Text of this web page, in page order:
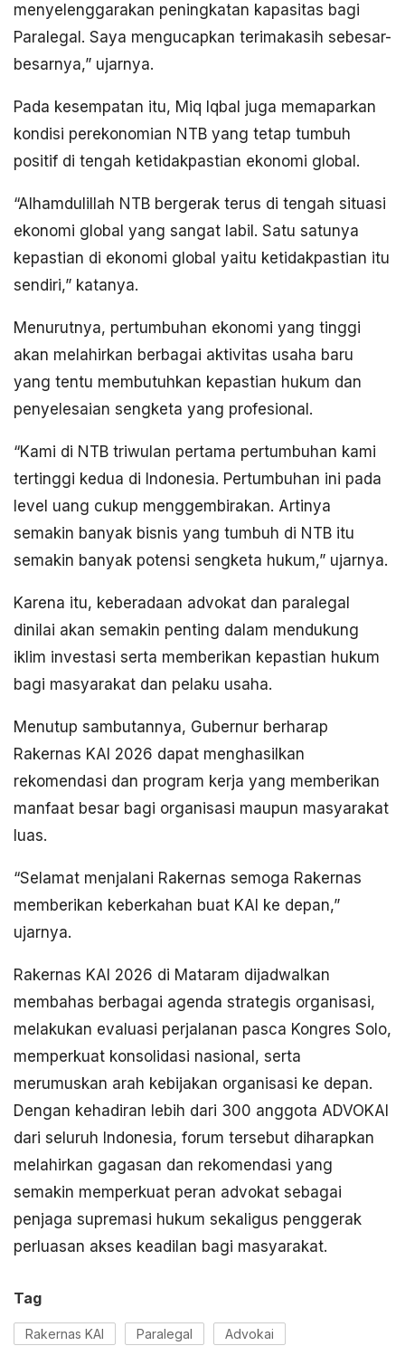
menyelenggarakan peningkatan kapasitas bagi
Paralegal. Saya mengucapkan terimakasih sebesar-
besarnya,” ujarnya.
Pada kesempatan itu, Miq Iqbal juga memaparkan
kondisi perekonomian NTB yang tetap tumbuh
positif di tengah ketidakpastian ekonomi global.
“Alhamdulillah NTB bergerak terus di tengah situasi
ekonomi global yang sangat labil. Satu satunya
kepastian di ekonomi global yaitu ketidakpastian itu
sendiri,” katanya.
Menurutnya, pertumbuhan ekonomi yang tinggi
akan melahirkan berbagai aktivitas usaha baru
yang tentu membutuhkan kepastian hukum dan
penyelesaian sengketa yang profesional.
“Kami di NTB triwulan pertama pertumbuhan kami
tertinggi kedua di Indonesia. Pertumbuhan ini pada
level uang cukup menggembirakan. Artinya
semakin banyak bisnis yang tumbuh di NTB itu
semakin banyak potensi sengketa hukum,” ujarnya.
Karena itu, keberadaan advokat dan paralegal
dinilai akan semakin penting dalam mendukung
iklim investasi serta memberikan kepastian hukum
bagi masyarakat dan pelaku usaha.
Menutup sambutannya, Gubernur berharap
Rakernas KAI 2026 dapat menghasilkan
rekomendasi dan program kerja yang memberikan
manfaat besar bagi organisasi maupun masyarakat
luas.
“Selamat menjalani Rakernas semoga Rakernas
memberikan keberkahan buat KAI ke depan,”
ujarnya.
Rakernas KAI 2026 di Mataram dijadwalkan
membahas berbagai agenda strategis organisasi,
melakukan evaluasi perjalanan pasca Kongres Solo,
memperkuat konsolidasi nasional, serta
merumuskan arah kebijakan organisasi ke depan.
Dengan kehadiran lebih dari 300 anggota ADVOKAI
dari seluruh Indonesia, forum tersebut diharapkan
melahirkan gagasan dan rekomendasi yang
semakin memperkuat peran advokat sebagai
penjaga supremasi hukum sekaligus penggerak
perluasan akses keadilan bagi masyarakat.
Tag
Rakernas KAI Paralegal Advokai